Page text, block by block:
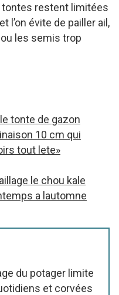
tontes restent limitées
l’on évite de pailler ail,
les semis trop
tonte de gazon
10 cm qui
tout lete»
le chou kale
a lautomne
du potager limite
et corvées